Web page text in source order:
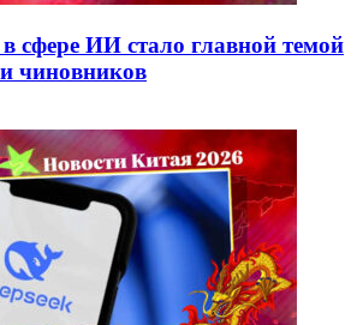
сфере ИИ стало главной темой
чиновников